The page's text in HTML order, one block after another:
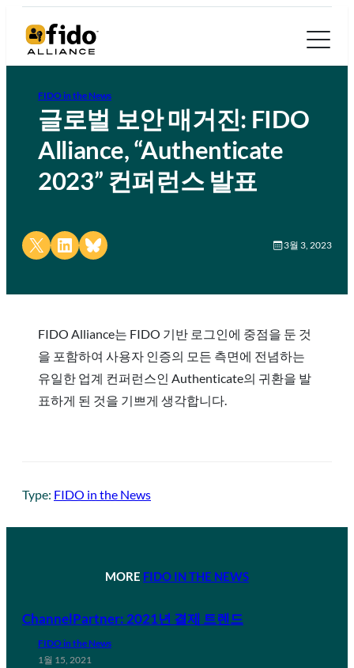
FIDO in the News
글로벌 보안 매거진: FIDO
Alliance, “Authenticate
2023” 컨퍼런스 발표
Share on X Share on LinkedIn
Share on Bluesky 3월 3, 2023
FIDO Alliance는 FIDO 기반 로그인에 중점을 둔 것
을 포함하여 사용자 인증의 모든 측면에 전념하는
유일한 업계 컨퍼런스인 Authenticate의 귀환을 발
표하게 된 것을 기쁘게 생각합니다.
Type: FIDO in the News
MORE FIDO IN THE NEWS
ChannelPartner: 2021년 결제 트렌드
FIDO in the News
1월 15, 2021